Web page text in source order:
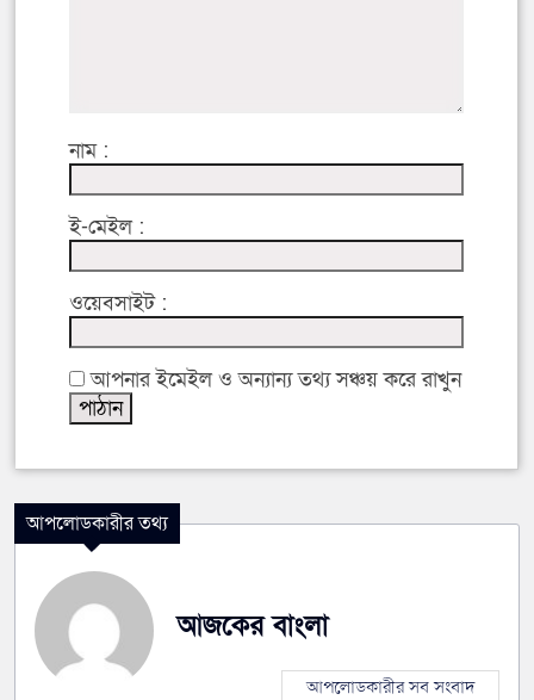
নাম :
ই-মেইল :
ওয়েবসাইট :
আপনার ইমেইল ও অন্যান্য তথ্য সঞ্চয় করে রাখুন
আপলোডকারীর তথ্য
আজকের বাংলা
আপলোডকারীর সব সংবাদ